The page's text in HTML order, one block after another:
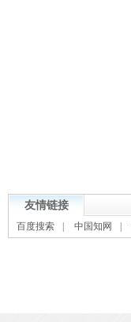
友情链接
百度搜索 中国知网